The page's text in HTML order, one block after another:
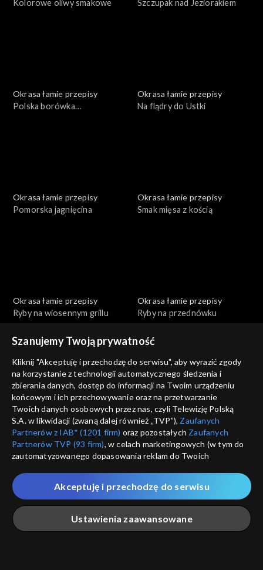
Kolorowe oliwy smakowe
Szczupak nad Jeziorakiem
Okrasa łamie przepisy
Polska borówka
Okrasa łamie przepisy
Na flądry do Ustki
Okrasa łamie przepisy
Pomorska jagnięcina
Okrasa łamie przepisy
Smak mięsa z kością
Okrasa łamie przepisy
Ryby na wiosennym grillu
Okrasa łamie przepisy
Ryby na przednówku
Okrasa łamie przepisy
Wszystko o tatarze
Okrasa łamie przepisy
Na polskim transatlantyku
Okrasa łamie przepisy
Ciasta z ognia
Okrasa łamie przepisy
Golonka inaczej
Szanujemy Twoją prywatność
Kliknij "Akceptuję i przechodzę do serwisu", aby wyrazić zgody
na korzystanie z technologii automatycznego śledzenia i
zbierania danych, dostęp do informacji na Twoim urządzeniu
końcowym i ich przechowywanie oraz na przetwarzanie
Twoich danych osobowych przez nas, czyli Telewizję Polską
S.A. w likwidacji (zwaną dalej również „TVP”), Zaufanych
Partnerów z IAB* (1201 firm) oraz pozostałych Zaufanych
Partnerów TVP (93 firm), w celach marketingowych (w tym do
zautomatyzowanego dopasowania reklam do Twoich
które wskazujemy poniżej, a także zgody na udostępnianie
przez nas identyfikatora PPID do Google.
Twoje dane osobowe zbierane podczas odwiedzania przez
Ciebie naszych
poszczególnych serwisówzwanych dalej
„Portalem”, w tym informacje zapisywane za pomocą
Ustawienia zaawansowane
Akceptuję i przechodzę do serwisu